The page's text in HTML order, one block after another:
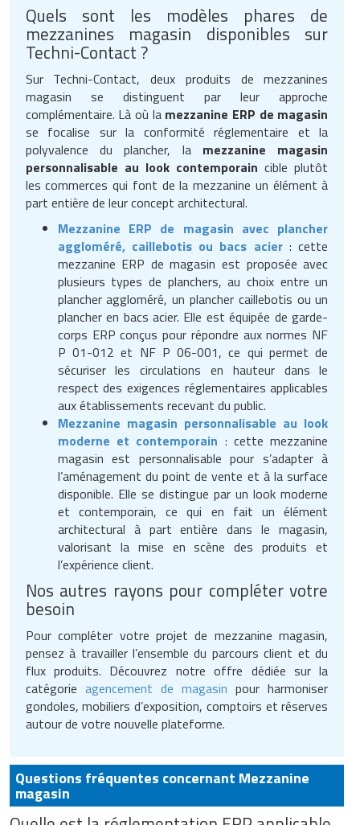
Quels sont les modèles phares de
mezzanines magasin disponibles sur
Techni-Contact ?
Sur Techni-Contact, deux produits de mezzanines
magasin se distinguent par leur approche
complémentaire. Là où la mezzanine ERP de magasin
se focalise sur la conformité réglementaire et la
polyvalence du plancher, la mezzanine magasin
personnalisable au look contemporain cible plutôt
les commerces qui font de la mezzanine un élément à
part entière de leur concept architectural.
Mezzanine ERP de magasin avec plancher
aggloméré, caillebotis ou bacs acier: cette
mezzanine ERP de magasin est proposée avec
plusieurs types de planchers, au choix entre un
plancher aggloméré, un plancher caillebotis ou un
plancher en bacs acier. Elle est équipée de garde-
corps ERP conçus pour répondre aux normes NF
P 01-012 et NF P 06-001, ce qui permet de
sécuriser les circulations en hauteur dans le
respect des exigences réglementaires applicables
aux établissements recevant du public.
Mezzanine magasin personnalisable au look
moderne et contemporain : cette mezzanine
magasin est personnalisable pour s’adapter à
l’aménagement du point de vente et à la surface
disponible. Elle se distingue par un look moderne
et contemporain, ce qui en fait un élément
architectural à part entière dans le magasin,
valorisant la mise en scène des produits et
l’expérience client.
Nos autres rayons pour compléter votre
besoin
Pour compléter votre projet de mezzanine magasin,
pensez à travailler l’ensemble du parcours client et du
flux produits. Découvrez notre offre dédiée sur la
catégorie agencement de magasin pour harmoniser
gondoles, mobiliers d’exposition, comptoirs et réserves
autour de votre nouvelle plateforme.
Questions fréquentes concernant Mezzanine
magasin